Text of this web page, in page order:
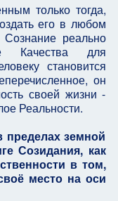
только тогда,
его в любом
реально
Качества для
становится
он
своей жизни -
Реальности.
земной
Созидания, как
в том,
место на оси